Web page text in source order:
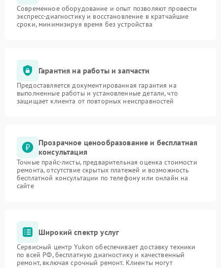
Современное оборудование и опыт позволяют провести
экспресс-диагностику и восстановление в кратчайшие
сроки, минимизируя время без устройства
Гарантия на работы и запчасти
Предоставляется документированная гарантия на
выполненные работы и установленные детали, что
защищает клиента от повторных неисправностей
Прозрачное ценообразование и бесплатная
консультация
Точные прайс-листы, предварительная оценка стоимости
ремонта, отсутствие скрытых платежей и возможность
бесплатной консультации по телефону или онлайн на
сайте
Широкий спектр услуг
Сервисный центр Yukon обеспечивает доставку техники
по всей РФ, бесплатную диагностику и качественный
ремонт, включая срочный ремонт. Клиенты могут